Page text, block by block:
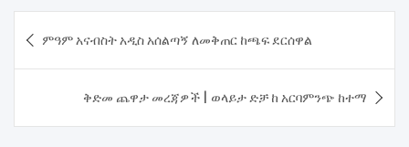
navigation
ምዓም አናብስት አዲስ አሰልጣኝ ለመቅጠር ከጫፍ ደርሰዋል
ቅድመ ጨዋታ መረጃዎች | ወላይታ ድቻ ከ አርባምንጭ ከተማ